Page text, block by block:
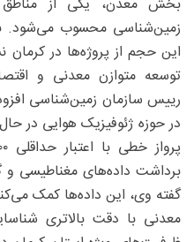
بخش معدن، یکی از مناطق
زمین‌شناسی محسوب می‌شود.
این حجم از پروژه‌ها در کرمان
توسعه‌ متوازن معدنی و
رییس سازمان زمین‌شناسی
برداشت داده‌های مغناطیسی و
گفته‌ وی، این داده‌ها کمک
معدنی با دقت بالاتری